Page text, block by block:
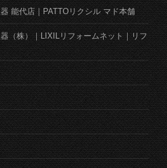
能代店｜PATTOリクシル マド本舗
（株）｜LIXILリフォームネット｜リフ